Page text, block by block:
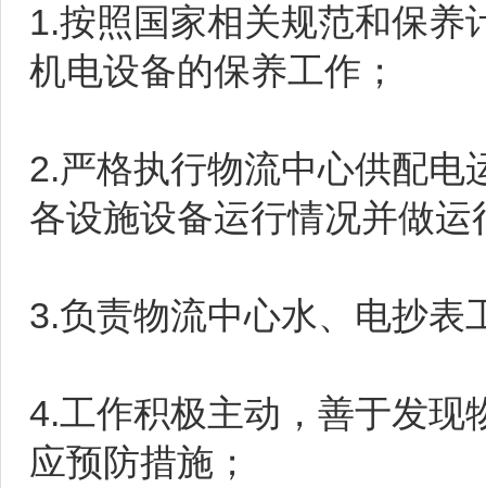
1.按照国家相关规范和保养
机电设备的保养工作；
2.严格执行物流中心供配电
各设施设备运行情况并做运
3.负责物流中心水、电抄表
4.工作积极主动，善于发现
应预防措施；